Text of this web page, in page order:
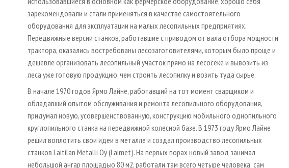
зарекомендовали и стали применяться в качестве самостоятельного
оборудования для эксплуатации на малых лесопильных предприятиях.
Передвижные версии станков, работавшие с приводом от вала отбора мощности
трактора, оказались востребованы лесозаготовителями, которым было проще и
дешевле организовать лесопильный участок прямо на лесосеке и вывозить из
леса уже готовую продукцию, чем строить лесопилку и возить туда сырье.
В начале 1970 годов Ярмо Лайне, работавший на тот момент сварщиком и
обладавший опытом обслуживания и ремонта лесопильного оборудования,
придумал новую, усовершенствованную, конструкцию мобильного однопильного
круглопильного станка на передвижной колесной базе. В 1973 году Ярмо Лайне
решил воплотить свои идеи в металле и создал производство лесопильных
станков Laitilan Metalli Оy (Laimet). На первых порах новый завод занимал
небольшой ангар площадью 80 м2, работали там всего четыре человека: сам